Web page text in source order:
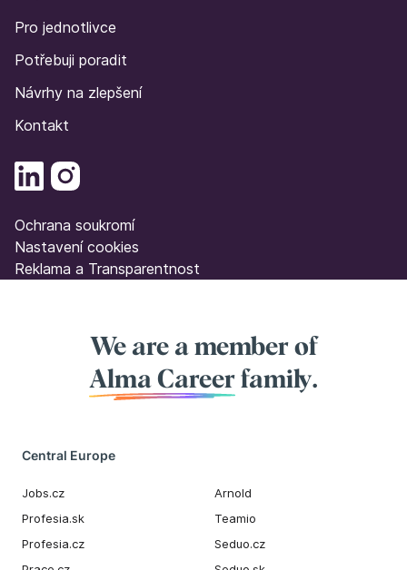
Pro jednotlivce
Potřebuji poradit
Návrhy na zlepšení
Kontakt
Ochrana soukromí
Nastavení cookies
Reklama a Transparentnost
We are a member of
Alma Career family.
Central Europe
Jobs.cz
Profesia.sk
Profesia.cz
Arnold
Teamio
Seduo.cz